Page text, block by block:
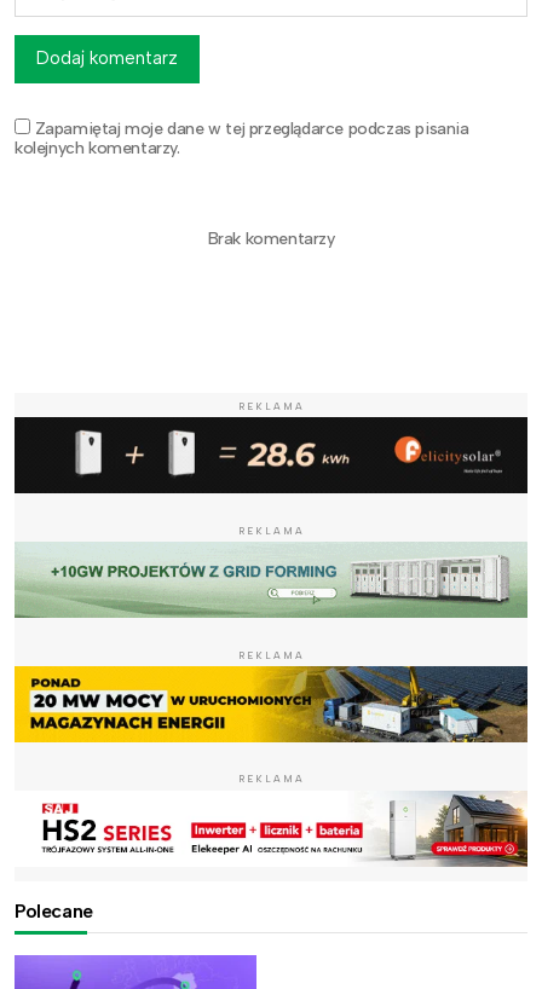
Zapamiętaj moje dane w tej przeglądarce podczas pisania
kolejnych komentarzy.
Dodaj komentarz
Brak komentarzy
REKLAMA
REKLAMA
REKLAMA
REKLAMA
Polecane